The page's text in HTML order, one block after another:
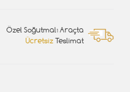
Özel Soğutmalı Araçta
Ücretsiz Teslimat